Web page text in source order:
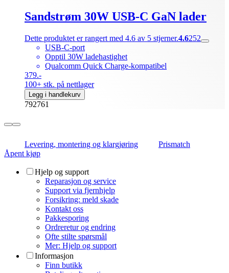
Sandstrøm 30W USB-C GaN lader
Dette produktet er rangert med 4.6 av 5 stjerner.4.6252
USB-C-port
Opptil 30W ladehastighet
Qualcomm Quick Charge-kompatibel
379.-
100+ stk. på nettlager
Legg i handlekurv
792761
Levering, montering og klargjøring
Prismatch
Åpent kjøp
Hjelp og support
Reparasjon og service
Support via fjernhjelp
Forsikring: meld skade
Kontakt oss
Pakkesporing
Ordreretur og endring
Ofte stilte spørsmål
Mer: Hjelp og support
Informasjon
Finn butikk